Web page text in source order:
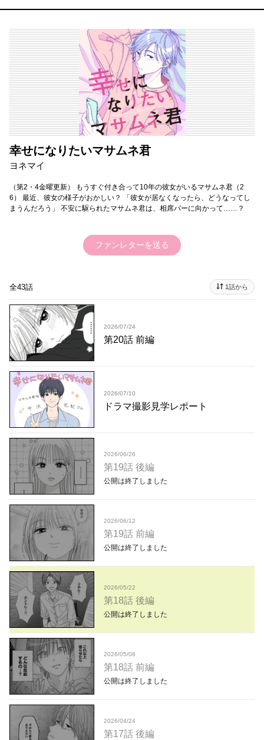
幸せになりたいマサムネ君
ヨネマイ
（第2・4金曜更新） もうすぐ付き合って10年の彼女がいるマサムネ君（2
6） 最近、彼女の様子がおかしい？ 「彼女が居なくなったら、どうなってし
まうんだろう」 不安に駆られたマサムネ君は、相席バーに向かって……？
ファンレターを送る
全43話 1話から
2026/07/24
第20話 前編
2026/07/10
ドラマ撮影見学レポート
2026/06/26
第19話 後編
公開は終了しました
2026/06/12
第19話 前編
公開は終了しました
2026/05/22
第18話 後編
公開は終了しました
2026/05/08
第18話 前編
公開は終了しました
2026/04/24
第17話 後編